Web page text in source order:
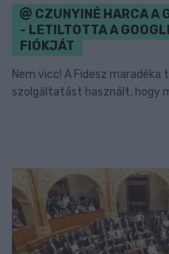
CZUNYINÉ HARCA A
- LETILTOTTA A
FIÓKJÁT
Nem vicc! A Fidesz maradéka
szolgáltatást használt, hogy